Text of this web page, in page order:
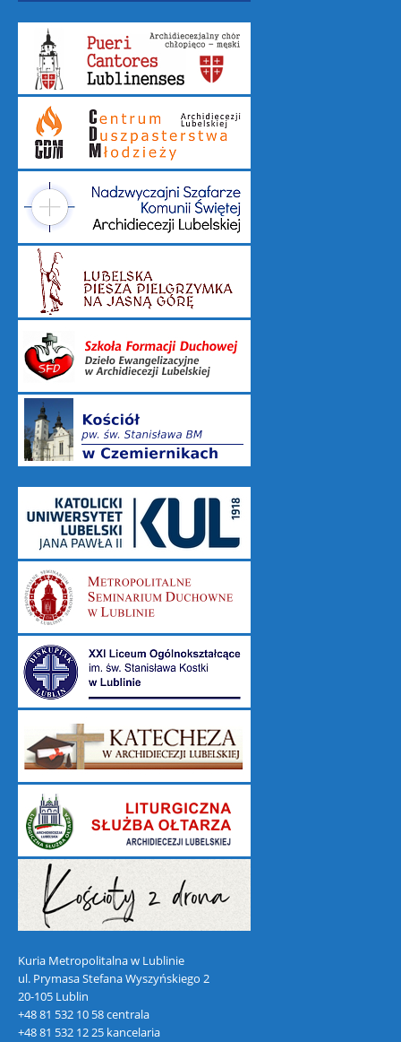
Kuria Metropolitalna w Lublinie
ul. Prymasa Stefana Wyszyńskiego 2
20-105 Lublin
+48 81 532 10 58 centrala
+48 81 532 12 25 kancelaria